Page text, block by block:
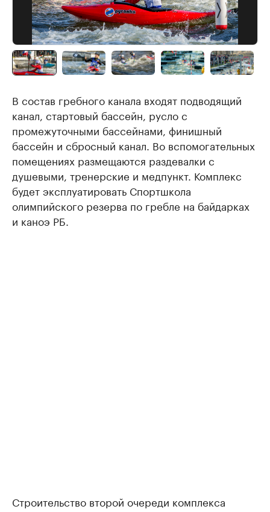
В состав гребного канала входят подводящий
канал, стартовый бассейн, русло с
промежуточными бассейнами, финишный
бассейн и сбросный канал. Во вспомогательных
помещениях размещаются раздевалки с
душевыми, тренерские и медпункт. Комплекс
будет эксплуатировать Спортшкола
олимпийского резерва по гребле на байдарках
и каноэ РБ.
Строительство второй очереди комплекса